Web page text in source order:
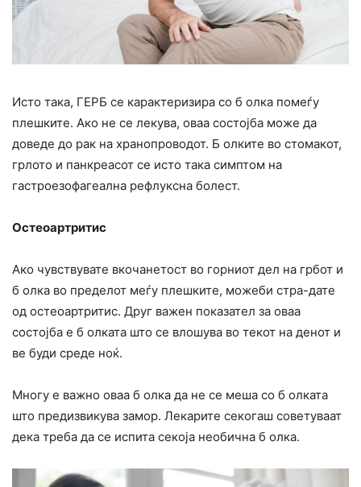
Исто така, ГЕРБ се карактеризира со б олка помеѓу
плешките. Ако не се лекува, оваа состојба може да
доведе до рак на хранопроводот. Б олките во стомакот,
грлото и панкреасот се исто така симптом на
гастроезофагеална рефлуксна болест.
Остеоартритис
Ако чувствувате вкочанетост во горниот дел на грбот и
б олка во пределот меѓу плешките, можеби стра-дате
од остеоартритис. Друг важен показател за оваа
состојба е б олката што се влошува во текот на денот и
ве буди среде ноќ.
Многу е важно оваа б олка да не се меша со б олката
што предизвикува замор. Лекарите секогаш советуваат
дека треба да се испита секоја необична б олка.